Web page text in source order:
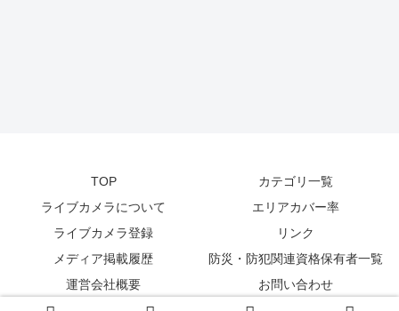
TOP
カテゴリ一覧
ライブカメラについて
エリアカバー率
ライブカメラ登録
リンク
メディア掲載履歴
防災・防犯関連資格保有者一覧
運営会社概要
お問い合わせ